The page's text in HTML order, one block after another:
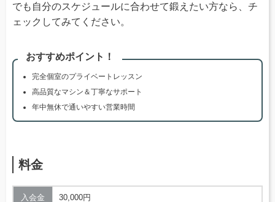
でも自分のスケジュールに合わせて鍛えたい方なら、チ
ェックしてみてください。
おすすめポイント！
完全個室のプライベートレッスン
高品質なマシン＆丁寧なサポート
年中無休で通いやすい営業時間
料金
入会金 30,000円